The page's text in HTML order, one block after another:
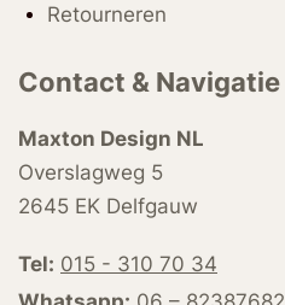
Retourneren
Contact & Navigatie
Maxton Design NL
Overslagweg 5
2645 EK Delfgauw
Tel: 015 - 310 70 34